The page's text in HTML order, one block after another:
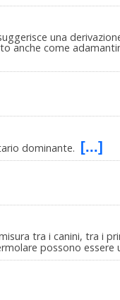
una
anche come
dominante. [...]
tra i canini, tra i
possono essere